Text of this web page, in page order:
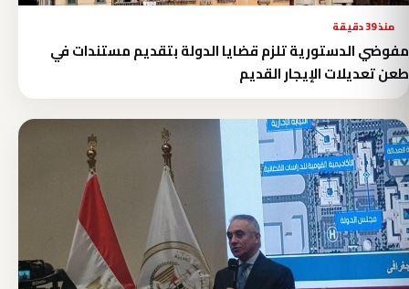
منذ 39 دقيقة
مفوضي الدستورية تلزم قضايا الدولة بتقديم مستندات في
طعن تعديلات الإيجار القديم